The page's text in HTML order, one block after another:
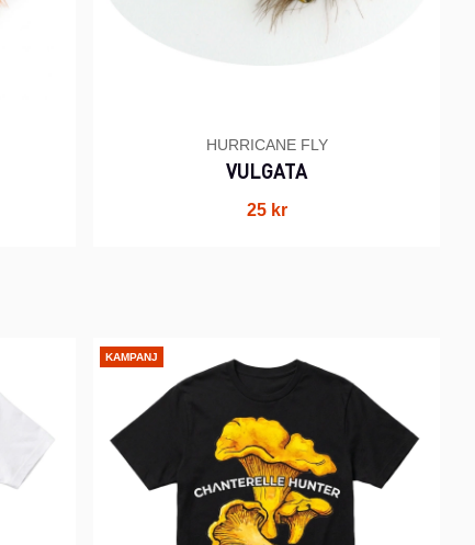
HURRICANE FLY
VULGATA
25 kr
KAMPANJ